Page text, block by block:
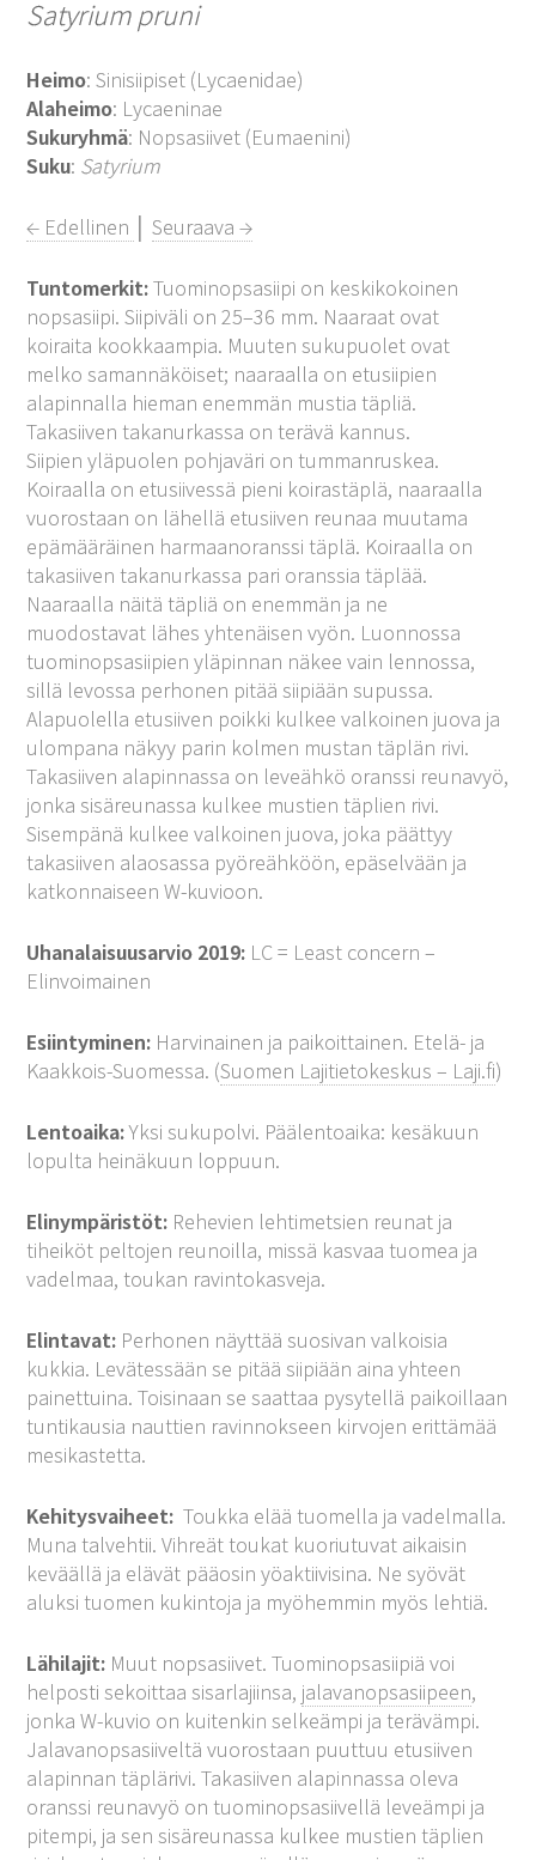
Satyrium pruni
Heimo: Sinisiipiset (Lycaenidae)
Alaheimo: Lycaeninae
Sukuryhmä: Nopsasiivet (Eumaenini)
Suku: Satyrium
← Edellinen │Seuraava →
Tuntomerkit:Tuominopsasiipi on keskikokoinen
nopsasiipi. Siipiväli on 25–36 mm. Naaraat ovat
koiraita kookkaampia. Muuten sukupuolet ovat
melko samannäköiset; naaraalla on etusiipien
alapinnalla hieman enemmän mustia täpliä.
Takasiiven takanurkassa on terävä kannus.
Siipien yläpuolen pohjaväri on tummanruskea.
Koiraalla on etusiivessä pieni koirastäplä, naaraalla
vuorostaan on lähellä etusiiven reunaa muutama
epämääräinen harmaanoranssi täplä. Koiraalla on
takasiiven takanurkassa pari oranssia täplää.
Naaraalla näitä täpliä on enemmän ja ne
muodostavat lähes yhtenäisen vyön. Luonnossa
tuominopsasiipien yläpinnan näkee vain lennossa,
sillä levossa perhonen pitää siipiään supussa.
Alapuolella etusiiven poikki kulkee valkoinen juova ja
ulompana näkyy parin kolmen mustan täplän rivi.
Takasiiven alapinnassa on leveähkö oranssi reunavyö,
jonka sisäreunassa kulkee mustien täplien rivi.
Sisempänä kulkee valkoinen juova, joka päättyy
takasiiven alaosassa pyöreähköön, epäselvään ja
katkonnaiseen W-kuvioon.
Uhanalaisuusarvio 2019: LC = Least concern –
Elinvoimainen
Esiintyminen: Harvinainen ja paikoittainen. Etelä- ja
Kaakkois-Suomessa. (Suomen Lajitietokeskus – Laji.fi)
Lentoaika:Yksi sukupolvi. Päälentoaika: kesäkuun
lopulta heinäkuun loppuun.
Elinympäristöt: Rehevien lehtimetsien reunat ja
tiheiköt peltojen reunoilla, missä kasvaa tuomea ja
vadelmaa, toukan ravintokasveja.
Elintavat: Perhonen näyttää suosivan valkoisia
kukkia. Levätessään se pitää siipiään aina yhteen
painettuina. Toisinaan se saattaa pysytellä paikoillaan
tuntikausia nauttien ravinnokseen kirvojen erittämää
mesikastetta.
Kehitysvaiheet: Toukka elää tuomella ja vadelmalla.
Muna talvehtii. Vihreät toukat kuoriutuvat aikaisin
keväällä ja elävät pääosin yöaktiivisina. Ne syövät
aluksi tuomen kukintoja ja myöhemmin myös lehtiä.
Lähilajit: Muut nopsasiivet. Tuominopsasiipiä voi
helposti sekoittaa sisarlajiinsa, jalavanopsasiipeen,
jonka W-kuvio on kuitenkin selkeämpi ja terävämpi.
Jalavanopsasiiveltä vuorostaan puuttuu etusiiven
alapinnan täplärivi. Takasiiven alapinnassa oleva
oranssi reunavyö on tuominopsasiivellä leveämpi ja
pitempi, ja sen sisäreunassa kulkee mustien täplien